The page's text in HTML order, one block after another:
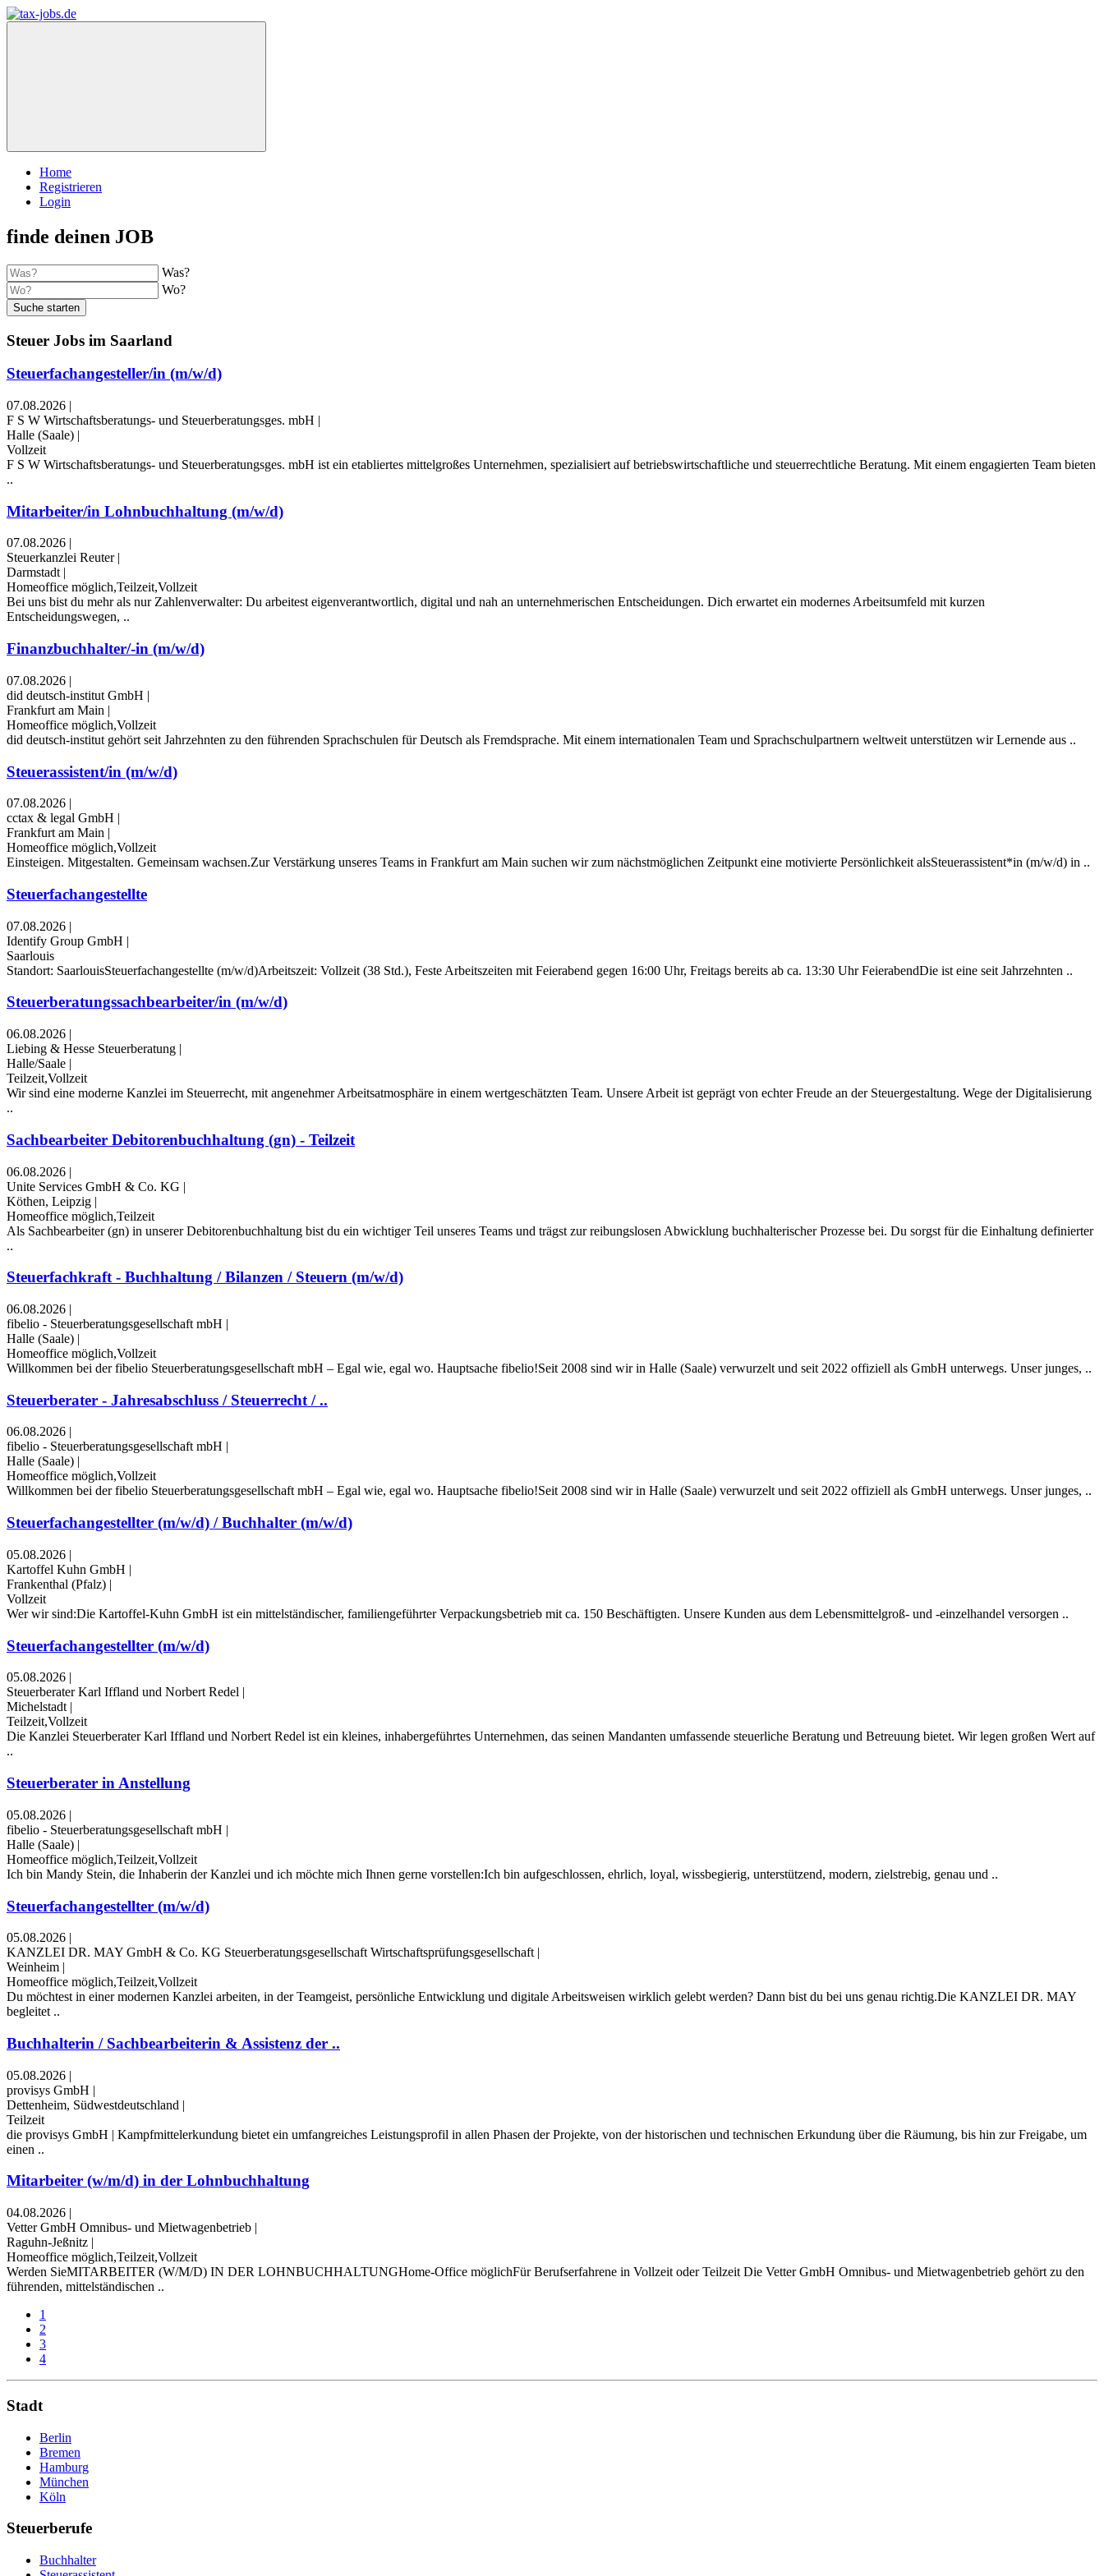
Home
Registrieren
Login
finde deinen JOB
Was?
Wo?
Suche starten
Steuer Jobs im Saarland
Steuerfachangesteller/in (m/w/d)
07.08.2026 |
F S W Wirtschaftsberatungs- und Steuerberatungsges. mbH |
Halle (Saale) |
Vollzeit
F S W Wirtschaftsberatungs- und Steuerberatungsges. mbH ist ein etabliertes mittelgroßes Unternehmen, spezialisiert auf betriebswirtschaftliche und steuerrechtliche Beratung. Mit einem engagierten Team bieten
..
Mitarbeiter/in Lohnbuchhaltung (m/w/d)
07.08.2026 |
Steuerkanzlei Reuter |
Darmstadt |
Homeoffice möglich,Teilzeit,Vollzeit
Bei uns bist du mehr als nur Zahlenverwalter: Du arbeitest eigenverantwortlich, digital und nah an unternehmerischen Entscheidungen. Dich erwartet ein modernes Arbeitsumfeld mit kurzen
Entscheidungswegen, ..
Finanzbuchhalter/-in (m/w/d)
07.08.2026 |
did deutsch-institut GmbH |
Frankfurt am Main |
Homeoffice möglich,Vollzeit
did deutsch-institut gehört seit Jahrzehnten zu den führenden Sprachschulen für Deutsch als Fremdsprache. Mit einem internationalen Team und Sprachschulpartnern weltweit unterstützen wir Lernende aus ..
Steuerassistent/in (m/w/d)
07.08.2026 |
cctax & legal GmbH |
Frankfurt am Main |
Homeoffice möglich,Vollzeit
Einsteigen. Mitgestalten. Gemeinsam wachsen.Zur Verstärkung unseres Teams in Frankfurt am Main suchen wir zum nächstmöglichen Zeitpunkt eine motivierte Persönlichkeit alsSteuerassistent*in (m/w/d) in ..
Steuerfachangestellte
07.08.2026 |
Identify Group GmbH |
Saarlouis
Standort: SaarlouisSteuerfachangestellte (m/w/d)Arbeitszeit: Vollzeit (38 Std.), Feste Arbeitszeiten mit Feierabend gegen 16:00 Uhr, Freitags bereits ab ca. 13:30 Uhr FeierabendDie ist eine seit Jahrzehnten ..
Steuerberatungssachbearbeiter/in (m/w/d)
06.08.2026 |
Liebing & Hesse Steuerberatung |
Halle/Saale |
Teilzeit,Vollzeit
Wir sind eine moderne Kanzlei im Steuerrecht, mit angenehmer Arbeitsatmosphäre in einem wertgeschätzten Team. Unsere Arbeit ist geprägt von echter Freude an der Steuergestaltung. Wege der Digitalisierung
..
Sachbearbeiter Debitorenbuchhaltung (gn) - Teilzeit
06.08.2026 |
Unite Services GmbH & Co. KG |
Köthen, Leipzig |
Homeoffice möglich,Teilzeit
Als Sachbearbeiter (gn) in unserer Debitorenbuchhaltung bist du ein wichtiger Teil unseres Teams und trägst zur reibungslosen Abwicklung buchhalterischer Prozesse bei. Du sorgst für die Einhaltung definierter
..
Steuerfachkraft - Buchhaltung / Bilanzen / Steuern (m/w/d)
06.08.2026 |
fibelio - Steuerberatungsgesellschaft mbH |
Halle (Saale) |
Homeoffice möglich,Vollzeit
Willkommen bei der fibelio Steuerberatungsgesellschaft mbH – Egal wie, egal wo. Hauptsache fibelio!Seit 2008 sind wir in Halle (Saale) verwurzelt und seit 2022 offiziell als GmbH unterwegs. Unser junges, ..
Steuerberater - Jahresabschluss / Steuerrecht / ..
06.08.2026
fibelio - Steuerberatungsgesellschaft mbH
Halle (Saale)
Homeoffice möglich,Vollzeit
Willkommen bei der fibelio Steuerberatungsgesellschaft mbH – Egal wie, egal wo. Hauptsache fibelio!Seit 2008 sind wir in Halle (Saale) verwurzelt und seit 2022 offiziell als GmbH unterwegs. Unser junges, ..
Steuerfachangestellter (m/w/d) / Buchhalter (m/w/d)
05.08.2026 |
Kartoffel Kuhn GmbH |
Frankenthal (Pfalz) |
Vollzeit
Wer wir sind:Die Kartoffel-Kuhn GmbH ist ein mittel­ständischer, familien­geführter Verpackungs­betrieb mit ca. 150 Beschäftigten. Unsere Kunden aus dem Lebens­mittel­groß- und -einzel­handel versorgen ..
Steuerfachangestellter (m/w/d)
05.08.2026 |
Steuerberater Karl Iffland und Norbert Redel |
Michelstadt |
Teilzeit,Vollzeit
Die Kanzlei Steuerberater Karl Iffland und Norbert Redel ist ein kleines, inhabergeführtes Unternehmen, das seinen Mandanten umfassende steuerliche Beratung und Betreuung bietet. Wir legen großen Wert auf
..
Steuerberater in Anstellung
05.08.2026 |
fibelio - Steuerberatungsgesellschaft mbH |
Halle (Saale) |
Homeoffice möglich,Teilzeit,Vollzeit
Ich bin Mandy Stein, die Inhaberin der Kanzlei und ich möchte mich Ihnen gerne vorstellen:Ich bin aufgeschlossen, ehrlich, loyal, wissbegierig, unterstützend, modern, zielstrebig, genau und ..
Steuerfachangestellter (m/w/d)
05.08.2026 |
KANZLEI DR. MAY GmbH & Co. KG Steuerberatungsgesellschaft Wirtschaftsprüfungsgesellschaft |
Weinheim |
Homeoffice möglich,Teilzeit,Vollzeit
Du möchtest in einer modernen Kanzlei arbeiten, in der Teamgeist, persönliche Entwicklung und digitale Arbeitsweisen wirklich gelebt werden? Dann bist du bei uns genau richtig.Die KANZLEI DR. MAY
begleitet ..
Buchhalterin / Sachbearbeiterin & Assistenz der ..
05.08.2026 |
provisys GmbH |
Dettenheim, Südwestdeutschland |
Teilzeit
die provisys GmbH | Kampfmittelerkundung bietet ein umfangreiches Leistungsprofil in allen Phasen der Projekte, von der historischen und technischen Erkundung über die Räumung, bis hin zur Freigabe, um
einen ..
Mitarbeiter (w/m/d) in der Lohnbuchhaltung
04.08.2026 |
Vetter GmbH Omnibus- und Mietwagenbetrieb |
Raguhn-Jeßnitz |
Homeoffice möglich,Teilzeit,Vollzeit
Werden SieMITARBEITER (W/M/D) IN DER LOHNBUCHHALTUNGHome-Office möglichFür Berufserfahrene in Vollzeit oder Teilzeit Die Vetter GmbH Omnibus- und Mietwagenbetrieb gehört zu den
führenden, mittelständischen ..
1
2
3
4
Stadt
Berlin
Bremen
Hamburg
München
Köln
Steuerberufe
Buchhalter